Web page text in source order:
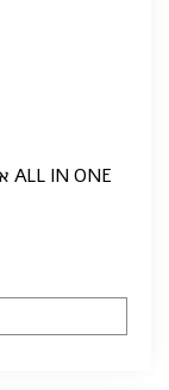
ALL IN ONE אול אין וואן מסכה ללא שטיפה 911 | 150 מ"ל